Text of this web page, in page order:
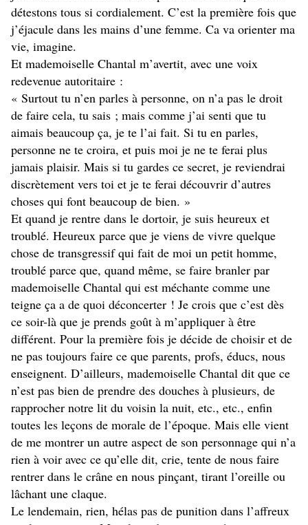
détestons tous si cordialement. C’est la première fois que
j’éjacule dans les mains d’une femme. Ca va orienter ma
vie, imagine.
Et mademoiselle Chantal m’avertit, avec une voix
redevenue autoritaire :
« Surtout tu n’en parles à personne, on n’a pas le droit
de faire cela, tu sais ; mais comme j’ai senti que tu
aimais beaucoup ça, je te l’ai fait. Si tu en parles,
personne ne te croira, et puis moi je ne te ferai plus
jamais plaisir. Mais si tu gardes ce secret, je reviendrai
discrètement vers toi et je te ferai découvrir d’autres
choses qui font beaucoup de bien. »
Et quand je rentre dans le dortoir, je suis heureux et
troublé. Heureux parce que je viens de vivre quelque
chose de transgressif qui fait de moi un petit homme,
troublé parce que, quand même, se faire branler par
mademoiselle Chantal qui est méchante comme une
teigne ça a de quoi déconcerter ! Je crois que c’est dès
ce soir-là que je prends goût à m’appliquer à être
différent. Pour la première fois je décide de choisir et de
ne pas toujours faire ce que parents, profs, éducs, nous
enseignent. D’ailleurs, mademoiselle Chantal dit que ce
n’est pas bien de prendre des douches à plusieurs, de
rapprocher notre lit du voisin la nuit, etc., etc., enfin
toutes les leçons de morale de l’époque. Mais elle vient
de me montrer un autre aspect de son personnage qui n’a
rien à voir avec ce qu’elle dit, crie, tente de nous faire
rentrer dans le crâne en nous pinçant, tirant l’oreille ou
lâchant une claque.
Le lendemain, rien, hélas pas de punition dans l’affreux